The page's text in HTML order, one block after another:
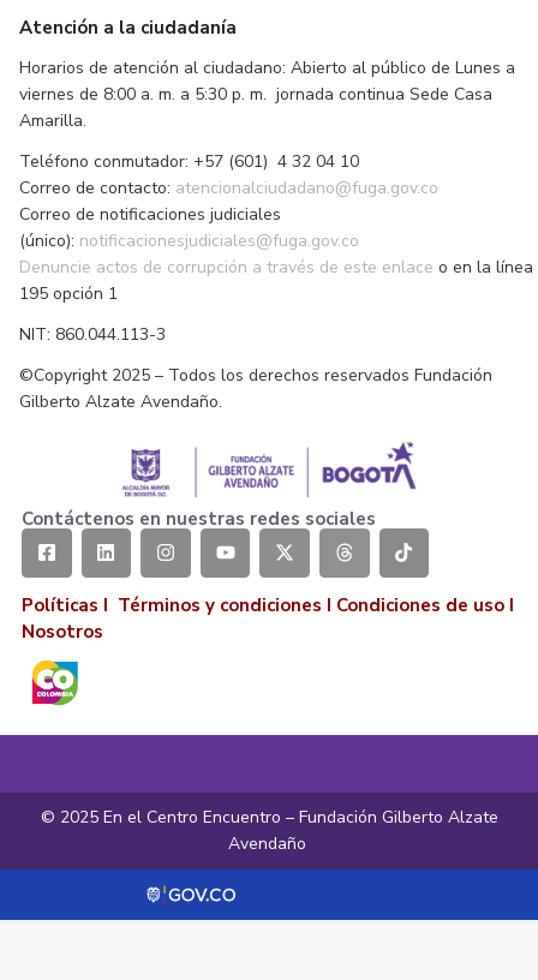
Atención a la ciudadanía
Horarios de atención al ciudadano: Abierto al público de Lunes a
viernes de 8:00 a. m. a 5:30 p. m. jornada continua Sede Casa
Amarilla.
Teléfono conmutador: +57 (601) 4 32 04 10
Correo de contacto: atencionalciudadano@fuga.gov.co
Correo de notificaciones judiciales
(único): notificacionesjudiciales@fuga.gov.co
Denuncie actos de corrupción a través de este enlace o en la línea
195 opción 1
NIT: 860.044.113-3
©Copyright 2025 – Todos los derechos reservados Fundación
Gilberto Alzate Avendaño.
Contáctenos en nuestras redes sociales
Políticas I Términos y condiciones I Condiciones de uso I
Nosotros
© 2025 En el Centro Encuentro – Fundación Gilberto Alzate
Avendaño